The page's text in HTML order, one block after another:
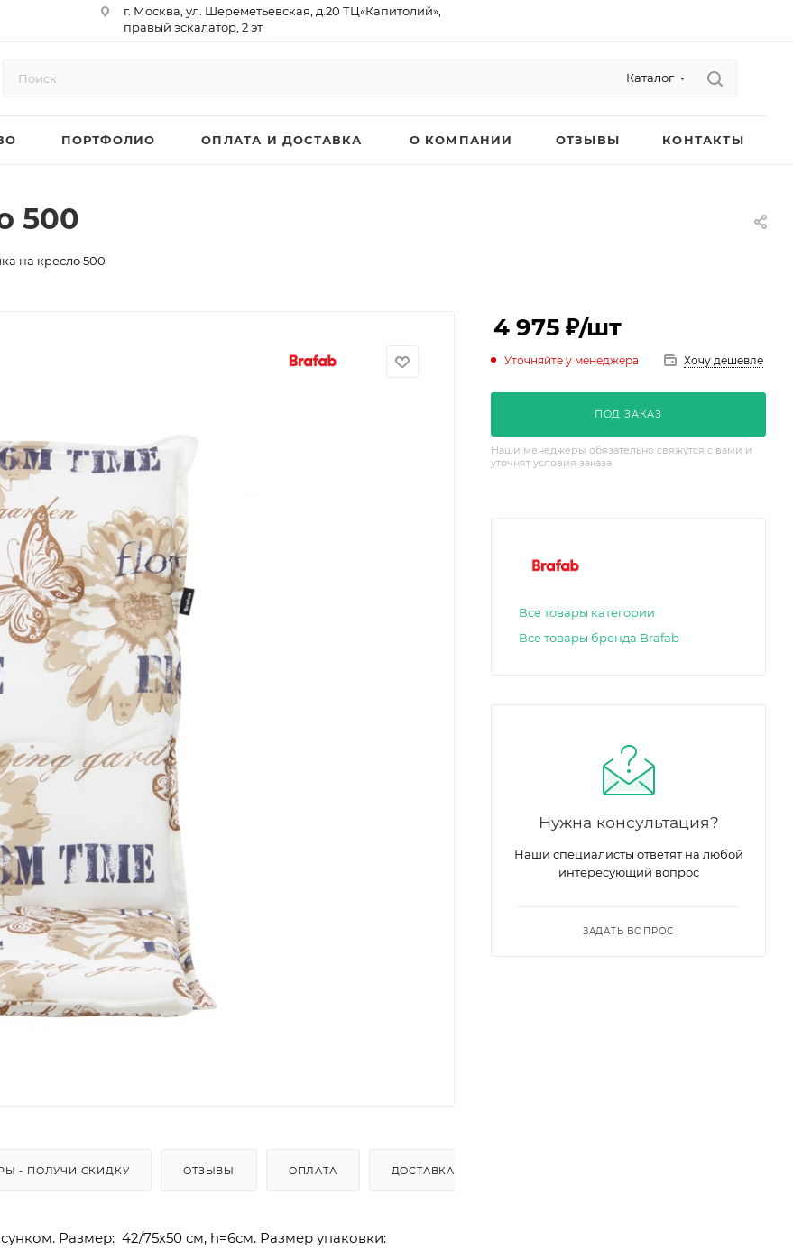
г. Москва, ул. Шереметьевская, д.20 ТЦ«Капитолий»,
правый эскалатор, 2 эт
р/сч 40702810410000761715
Каталог
ПОРТФОЛИО ОПЛАТА И ДОСТАВКА О КОМПАНИИ ОТЗЫВЫ КОНТАКТЫ
500
на кресло 500
- ПОЛУЧИ СКИДКУ ОТЗЫВЫ ОПЛАТА ДОСТАВКА
Размер: 42/75х50 см, h=6см. Размер упаковки:
4 975 ₽/шт
Уточняйте у менеджера Хочу дешевле
ПОД ЗАКАЗ
Наши менеджеры обязательно свяжутся с вами и
уточнят условия заказа
Все товары категории
Все товары бренда Brafab
Нужна консультация?
Наши специалисты ответят на любой
интересующий вопрос
ЗАДАТЬ ВОПРОС